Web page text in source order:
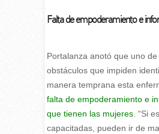
Falta de empoderamiento e
Portalanza anotó que uno de
obstáculos que impiden
manera temprana esta
falta de empoderamiento e
que tienen las mujeres. “Si
capacitadas, pueden ir de